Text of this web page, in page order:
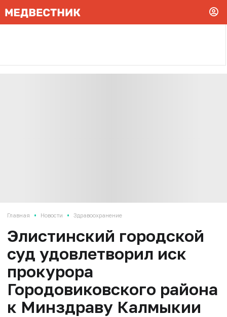
Главная • Новости • Здравоохранение
Элистинский городской
суд удовлетворил иск
прокурора
Городовиковского района
к Минздраву Калмыкии